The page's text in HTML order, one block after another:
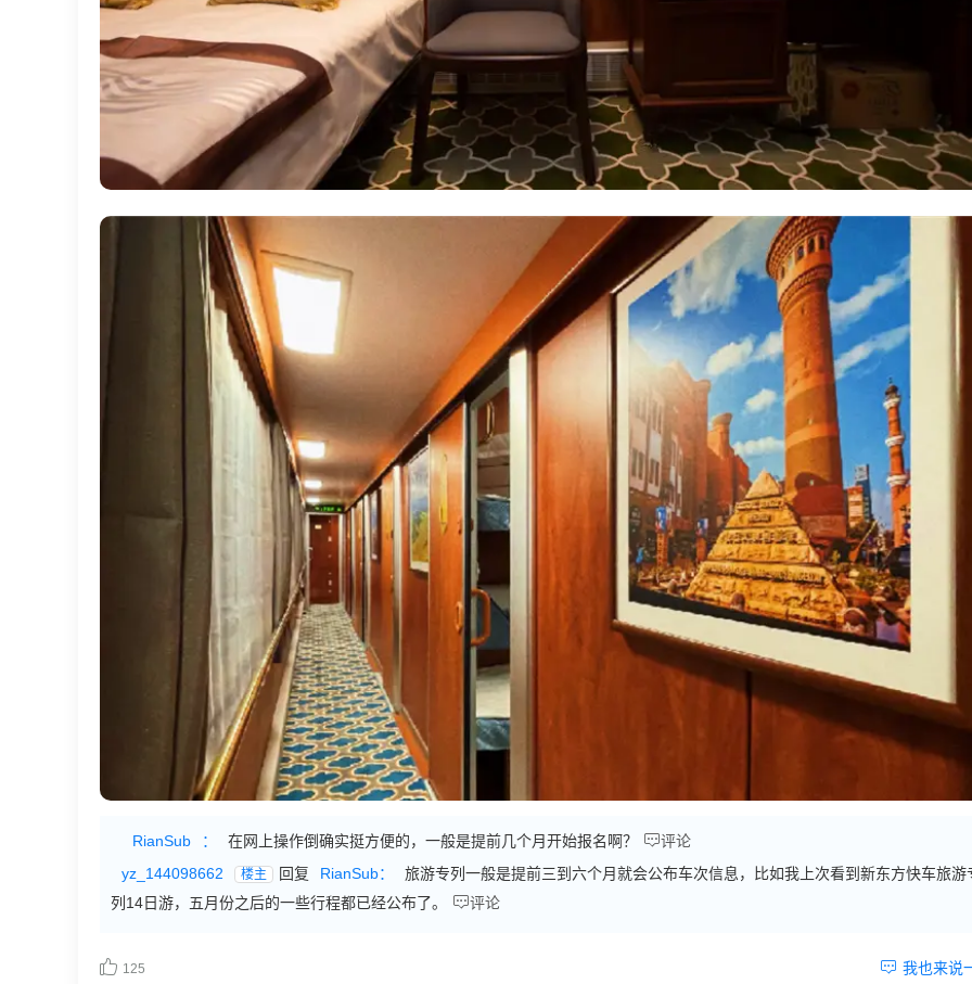
RianSub ： 在网上操作倒确实挺方便的，一般是提前几个月开始报名啊？ 评论
yz_144098662
楼主 回复 RianSub：
旅游专列一般是提前三到六个月就会公布车次信息，比如我上次看到新东方快车旅游
列14日游，五月份之后的一些行程都已经公布了。
评论
 125  我也来说